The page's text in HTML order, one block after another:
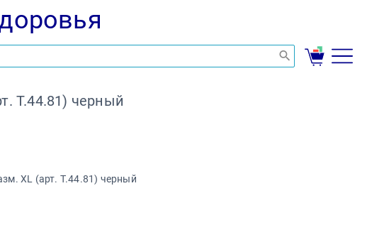
Т.44.81) черный
XL (арт. Т.44.81) черный